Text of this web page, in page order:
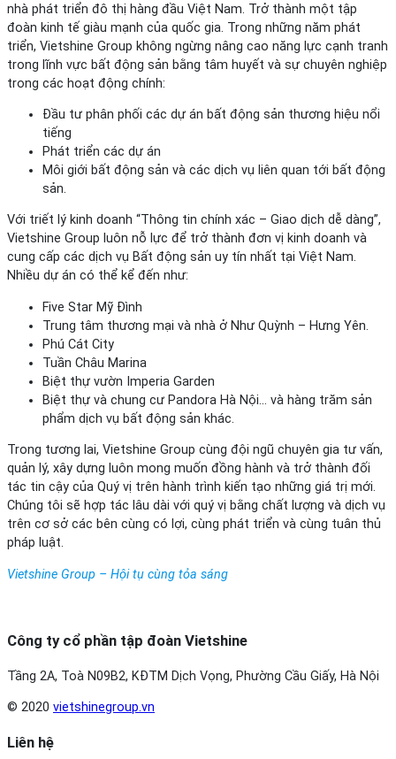
nhà phát triển đô thị hàng đầu Việt Nam. Trở thành một tập
đoàn kinh tế giàu mạnh của quốc gia. Trong những năm phát
triển, Vietshine Group không ngừng nâng cao năng lực cạnh tranh
trong lĩnh vực bất động sản bằng tâm huyết và sự chuyên nghiệp
trong các hoạt động chính:
Đầu tư phân phối các dự án bất động sản thương hiệu nổi
tiếng
Phát triển các dự án
Môi giới bất động sản và các dịch vụ liên quan tới bất động
sản.
Với triết lý kinh doanh “Thông tin chính xác – Giao dịch dễ dàng”,
Vietshine Group luôn nỗ lực để trở thành đơn vị kinh doanh và
cung cấp các dịch vụ Bất động sản uy tín nhất tại Việt Nam.
Nhiều dự án có thể kể đến như:
Five Star Mỹ Đình
Trung tâm thương mại và nhà ở Như Quỳnh – Hưng Yên.
Phú Cát City
Tuần Châu Marina
Biệt thự vườn Imperia Garden
Biệt thự và chung cư Pandora Hà Nội… và hàng trăm sản
phẩm dịch vụ bất động sản khác.
Trong tương lai, Vietshine Group cùng đội ngũ chuyên gia tư vấn,
quản lý, xây dựng luôn mong muốn đồng hành và trở thành đối
tác tin cậy của Quý vị trên hành trình kiến tạo những giá trị mới.
Chúng tôi sẽ hợp tác lâu dài với quý vị bằng chất lượng và dịch vụ
trên cơ sở các bên cùng có lợi, cùng phát triển và cùng tuân thủ
pháp luật.
Vietshine Group – Hội tụ cùng tỏa sáng
Công ty cổ phần tập đoàn Vietshine
Tầng 2A, Toà N09B2, KĐTM Dịch Vọng, Phường Cầu Giấy, Hà Nội
© 2020 vietshinegroup.vn
Liên hệ